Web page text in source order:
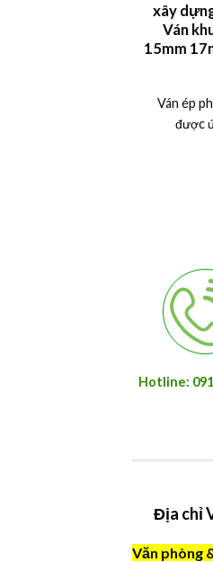
xây
Ván
15mm
Ván ép
được
Hotline:
Địa chỉ
Văn phòng